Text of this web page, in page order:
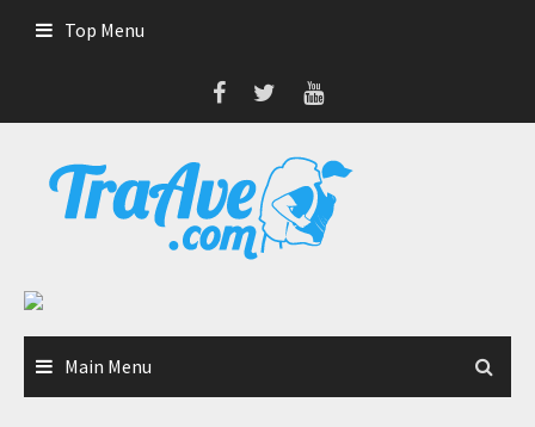
Top Menu
Main Menu